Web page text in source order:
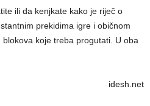
ili da kenjkate kako je riječ o
prekidima igre i običnom
koje treba progutati. U oba
idesh.net